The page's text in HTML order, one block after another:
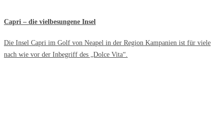
Capri – die vielbesungene Insel
Die Insel Capri im Golf von Neapel in der Region Kampanien ist für viele
nach wie vor der Inbegriff des „Dolce Vita“.